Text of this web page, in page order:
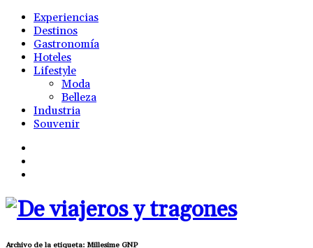
Experiencias
Destinos
Gastronomía
Hoteles
Lifestyle
Moda
Belleza
Industria
Souvenir
Archivo de la etiqueta: Millesime GNP